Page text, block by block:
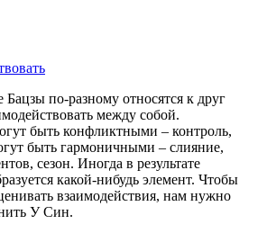
по-разному относятся к друг
между собой.
быть конфликтными – контроль,
быть гармоничными – слияние,
сезон. Иногда в результате
какой-нибудь элемент. Чтобы
взаимодействия, нам нужно
У Син.